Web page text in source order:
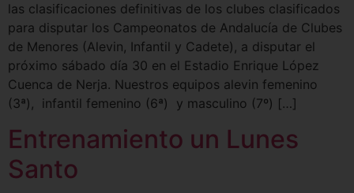
las clasificaciones definitivas de los clubes clasificados
para disputar los Campeonatos de Andalucía de Clubes
de Menores (Alevin, Infantil y Cadete), a disputar el
próximo sábado día 30 en el Estadio Enrique López
Cuenca de Nerja. Nuestros equipos alevin femenino
(3ª), infantil femenino (6ª) y masculino (7º) […]
Entrenamiento un Lunes
Santo